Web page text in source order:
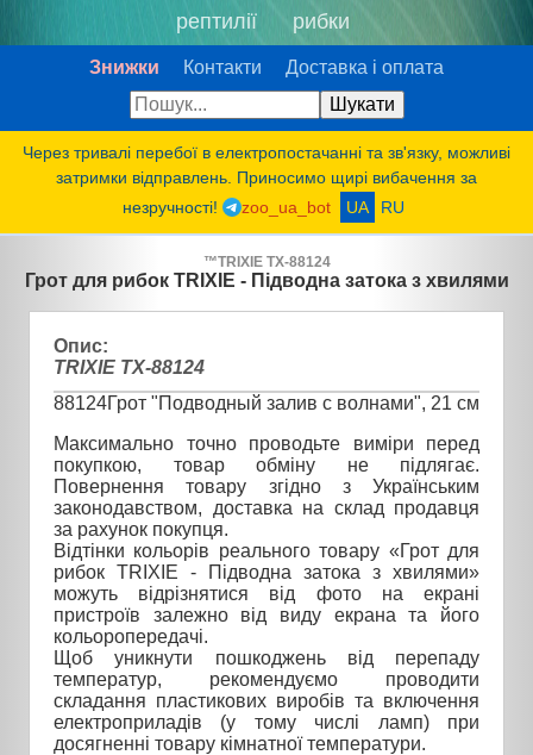
рептилії рибки
Знижки Контакти Доставка і оплата
Через тривалі перебої в електропостачанні та зв'язку, можливі
затримки відправлень. Приносимо щирі вибачення за
незручності!
zoo_ua_bot UA RU
™TRIXIE TX-88124
Грот для рибок TRIXIE - Підводна затока з хвилями
Опис:
TRIXIE TX-88124
88124Грот "Подводный залив с волнами", 21 см
Максимально точно проводьте виміри перед
покупкою, товар обміну не підлягає.
Повернення товару згідно з Українським
законодавством, доставка на склад продавця
за рахунок покупця.
Відтінки кольорів реального товару «Грот для
рибок TRIXIE - Підводна затока з хвилями»
можуть відрізнятися від фото на екрані
пристроїв залежно від виду екрана та його
кольоропередачі.
Щоб уникнути пошкоджень від перепаду
температур, рекомендуємо проводити
складання пластикових виробів та включення
електроприладів (у тому числі ламп) при
досягненні товару кімнатної температури.